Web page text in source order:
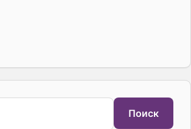
Поиск